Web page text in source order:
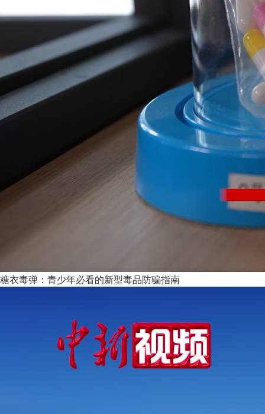
糖衣毒弹：青少年必看的新型毒品防骗指南